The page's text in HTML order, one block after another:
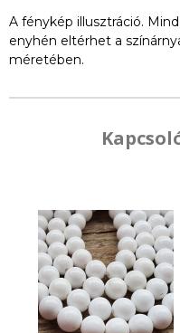
A fénykép illusztráció.
enyhén eltérhet a
méretében.